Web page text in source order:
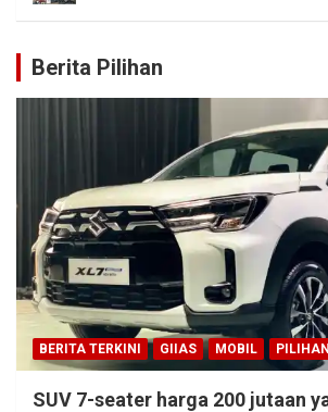
Berita Pilihan
BERITA TERKINI GIIAS MOBIL PILIHAN
SUV 7-seater harga 200 jutaan